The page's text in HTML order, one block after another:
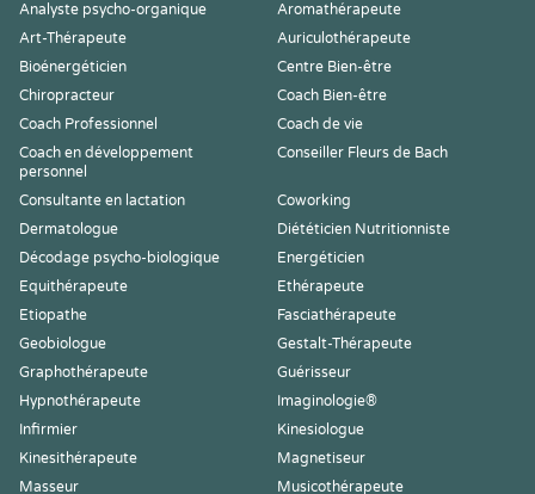
Analyste psycho-organique
Aromathérapeute
Art-Thérapeute
Auriculothérapeute
Bioénergéticien
Centre Bien-être
Chiropracteur
Coach Bien-être
Coach Professionnel
Coach de vie
Coach en développement
personnel
Conseiller Fleurs de Bach
Consultante en lactation
Coworking
Dermatologue
Diététicien Nutritionniste
Décodage psycho-biologique
Energéticien
Equithérapeute
Ethérapeute
Etiopathe
Fasciathérapeute
Geobiologue
Gestalt-Thérapeute
Graphothérapeute
Guérisseur
Hypnothérapeute
Imaginologie®
Infirmier
Kinesiologue
Kinesithérapeute
Magnetiseur
Masseur
Musicothérapeute